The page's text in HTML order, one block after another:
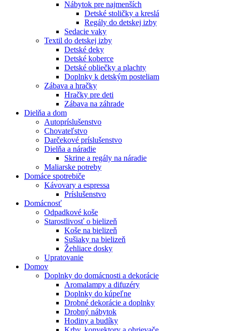
Nábytok pre najmenších
Detské stoličky a kreslá
Regály do detskej izby
Sedacie vaky
Textil do detskej izby
Detské deky
Detské koberce
Detské obliečky a plachty
Doplnky k detským posteliam
Zábava a hračky
Hračky pre deti
Zábava na záhrade
Dielňa a dom
Autopríslušenstvo
Chovateľstvo
Darčekové príslušenstvo
Dielňa a náradie
Skrine a regály na náradie
Maliarske potreby
Domáce spotrebiče
Kávovary a espressa
Príslušenstvo
Domácnosť
Odpadkové koše
Starostlivosť o bielizeň
Koše na bielizeň
Sušiaky na bielizeň
Žehliace dosky
Upratovanie
Domov
Doplnky do domácnosti a dekorácie
Aromalampy a difuzéry
Doplnky do kúpeľne
Drobné dekorácie a doplnky
Drobný nábytok
Hodiny a budíky